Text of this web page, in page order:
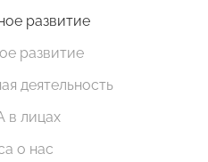
развитие
развитие
деятельность
в лицах
о нас